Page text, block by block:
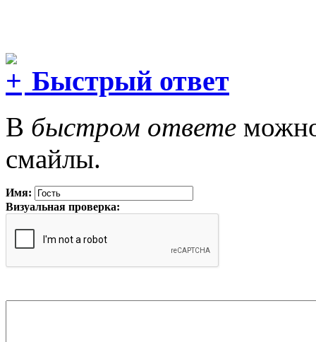
Быстрый ответ
В быстром ответе
смайлы.
Имя:
Визуальная проверка: